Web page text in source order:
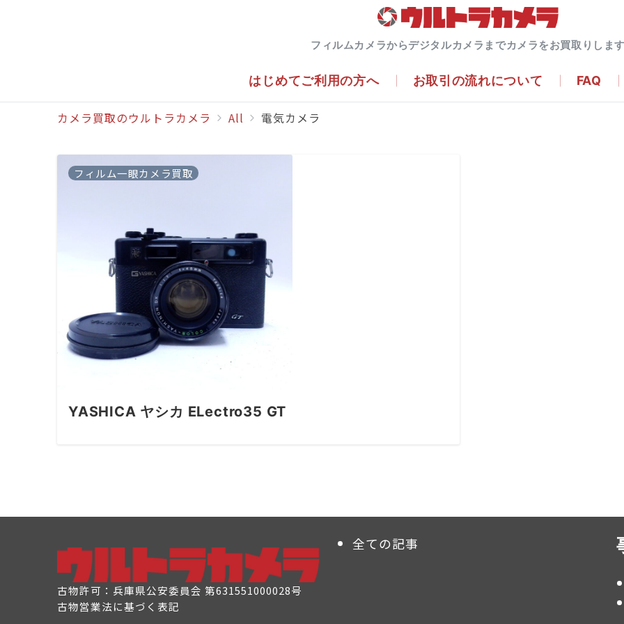
フィルムカメラからデジタルカメラまでカメラをお買取りします
はじめてご利用の方へ お取引の流れについて FAQ
カメラ買取のウルトラカメラ All 電気カメラ
フィルム一眼カメラ買取
YASHICA ヤシカ ELectro35 GT
古物許可：兵庫県公安委員会 第631551000028号
古物営業法に基づく表記
全ての記事